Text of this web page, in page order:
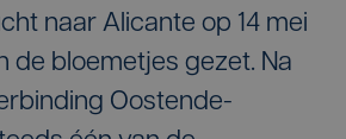
naar Alicante op 14 mei
de bloemetjes gezet. Na
Oostende-